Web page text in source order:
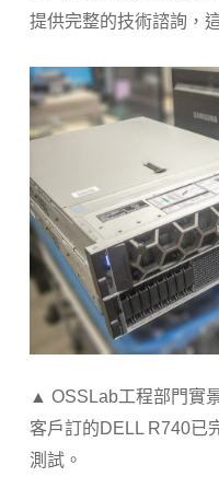
提供完整的技術諮詢，
▲ OSSLab工程部門實
客戶訂的DELL R740已
測試。